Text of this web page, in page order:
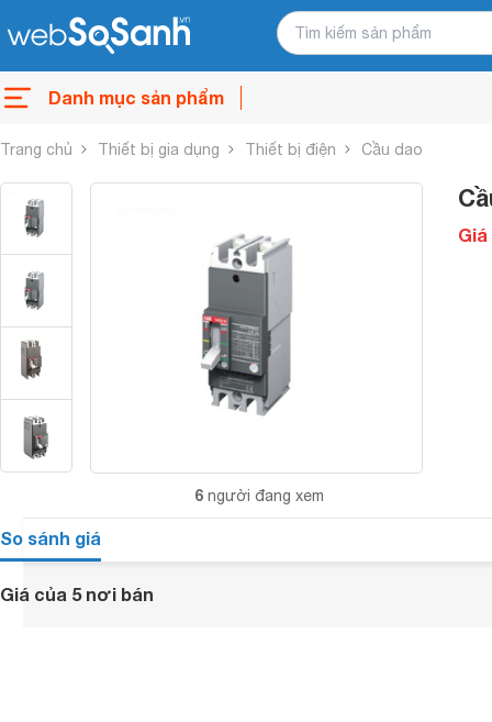
Danh mục sản phẩm
Trang chủ Thiết bị gia dụng Thiết bị điện Cầu dao
6 người đang xem
Giá
So sánh giá
Giá của 5 nơi bán